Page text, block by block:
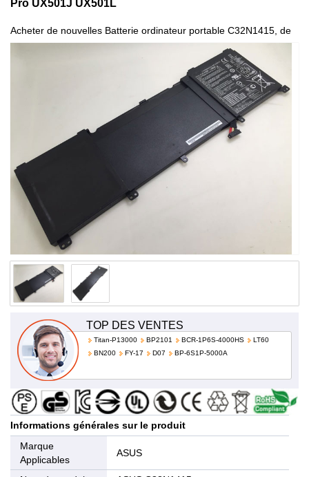
Pro UX501J UX501L
Acheter de nouvelles Batterie ordinateur portable C32N1415, de
TOP DES VENTES
Titan-P13000 BP2101 BCR-1P6S-4000HS
LT60
BN200
FY-17 D07 BP-6S1P-5000A
Informations générales sur le produit
Marque
Applicables
ASUS